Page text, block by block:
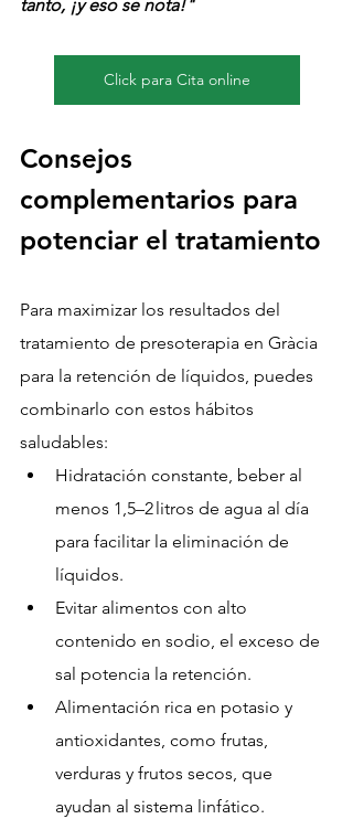
tanto, ¡y eso se nota!"
Click para Cita online
Consejos
complementarios para
potenciar el tratamiento
Para maximizar los resultados del
tratamiento de presoterapia en Gràcia
para la retención de líquidos, puedes
combinarlo con estos hábitos
saludables:
Hidratación constante, beber al
menos 1,5–2 litros de agua al día
para facilitar la eliminación de
líquidos.
Evitar alimentos con alto
contenido en sodio, el exceso de
sal potencia la retención.
Alimentación rica en potasio y
antioxidantes, como frutas,
verduras y frutos secos, que
ayudan al sistema linfático.